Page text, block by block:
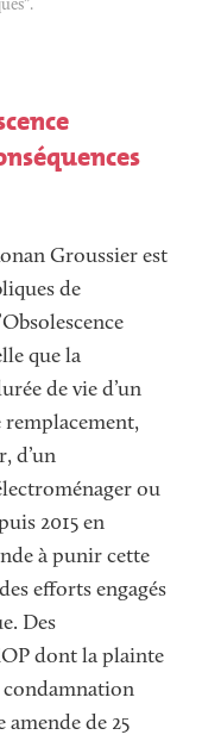
Groussier est
de
que la
de vie d’un
d’un
ou
2015 en
à punir cette
efforts engagés
Des
dont la plainte
condamnation
amende de 25